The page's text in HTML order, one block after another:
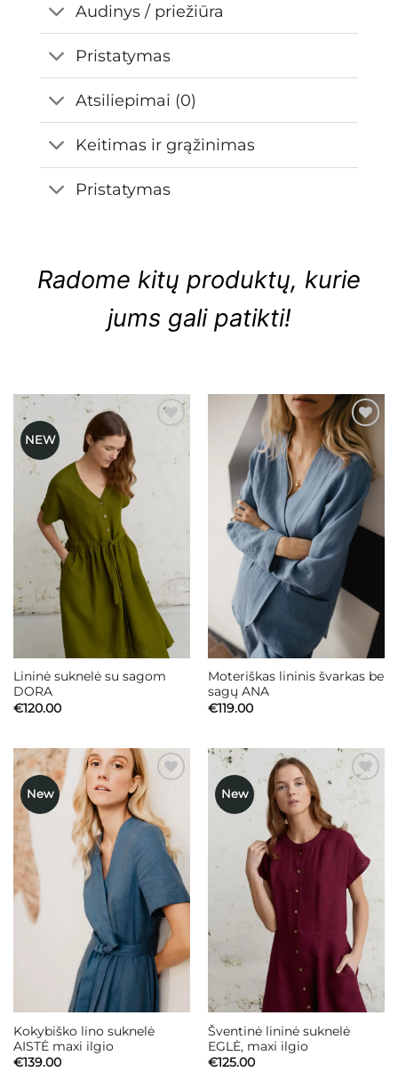
Audinys / priežiūra
Pristatymas
Atsiliepimai (0)
Keitimas ir grąžinimas
Pristatymas
Radome kitų produktų, kurie
jums gali patikti!
NEW
Mėgstamiausias
Lininė suknelė su sagom
DORA
€120.00
Mėgstamiausias
Moteriškas lininis švarkas be
sagų ANA
€119.00
New
Mėgstamiausias
Kokybiško lino suknelė
AISTĖ maxi ilgio
€139.00
New
Mėgstamiausias
Šventinė lininė suknelė
EGLĖ, maxi ilgio
€125.00